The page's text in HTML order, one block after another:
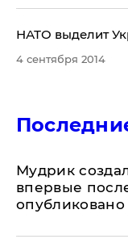
НАТО выделит
4 сентября 2014
Мудрик
впервые
опубликовано